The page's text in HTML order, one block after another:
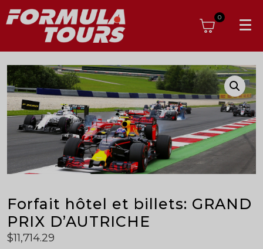
0
Forfait hôtel et billets: GRAND
PRIX D’AUTRICHE
$11,714.29